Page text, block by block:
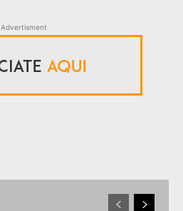
Advertisment